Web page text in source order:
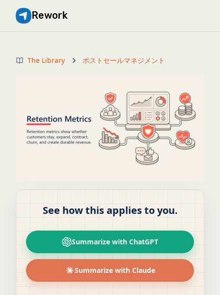
Rework
The Library ポストセールマネジメント
See how this applies to you.
Summarize with ChatGPT
Summarize with Claude